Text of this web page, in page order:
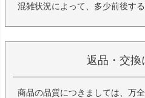
混雑状況によって、多少前後す
返品・交換
商品の品質につきましては、万